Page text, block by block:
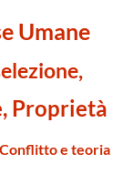
Umane
Proprietà
Conflitto e teoria